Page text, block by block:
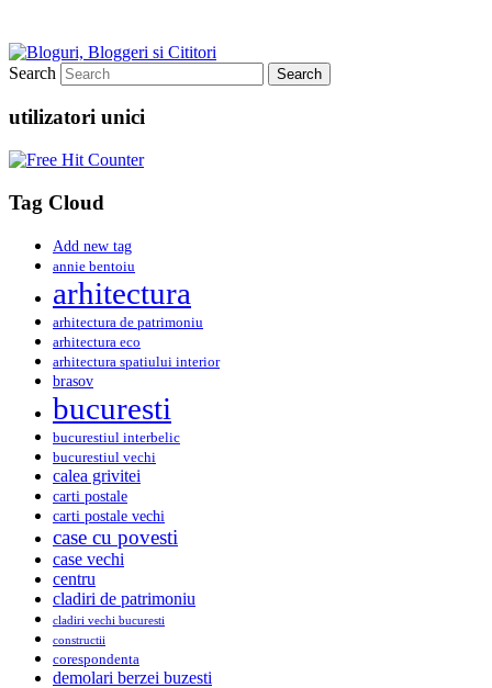
Search
utilizatori unici
Tag Cloud
Add new tag
annie bentoiu
arhitectura
arhitectura de patrimoniu
arhitectura eco
arhitectura spatiului interior
brasov
bucuresti
bucurestiul interbelic
bucurestiul vechi
calea grivitei
carti postale
carti postale vechi
case cu povesti
case vechi
centru
cladiri de patrimoniu
cladiri vechi bucuresti
constructii
corespondenta
demolari berzei buzesti